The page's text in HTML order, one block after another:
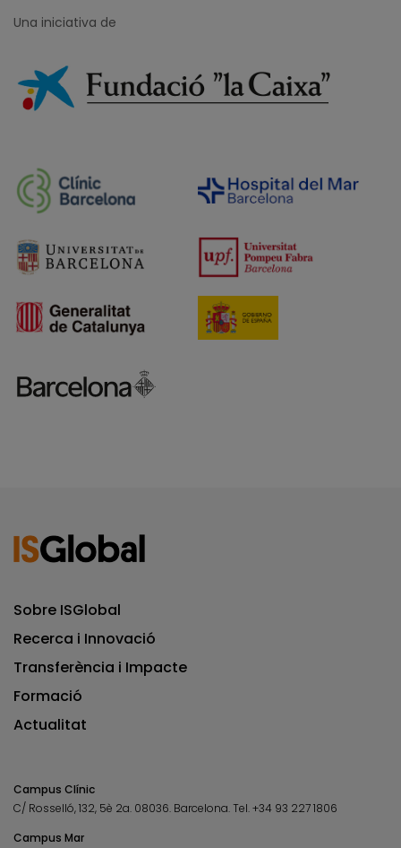
Una iniciativa de
Sobre ISGlobal
Recerca i Innovació
Transferència i Impacte
Formació
Actualitat
Campus Clínic
C/ Rosselló, 132, 5è 2a. 08036. Barcelona.Tel.+34 93 227 1806
Campus Mar